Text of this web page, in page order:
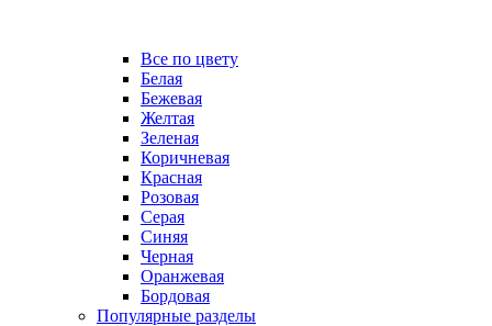
Все по цвету
Белая
Бежевая
Желтая
Зеленая
Коричневая
Красная
Розовая
Серая
Синяя
Черная
Оранжевая
Бордовая
Популярные разделы